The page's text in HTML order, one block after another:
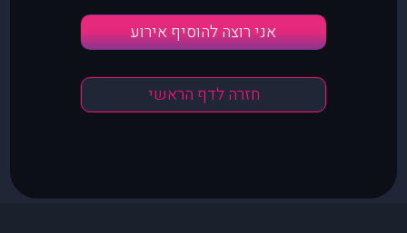
אני רוצה להוסיף אירוע
חזרה לדף הראשי